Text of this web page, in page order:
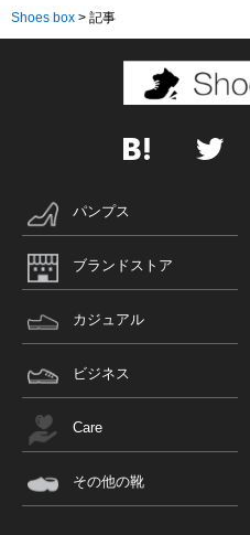
Shoes box > 記事
パンプス
ブランドストア
カジュアル
ビジネス
Care
その他の靴